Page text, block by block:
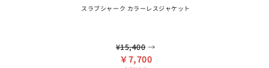
スラブシャーク カラーレスジャケット
¥15,400 →
￥7,700